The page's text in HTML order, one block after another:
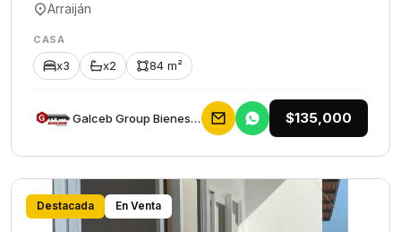
Arraiján
CASA
x3 x2 84 m²
Galceb Group Bienes Raices $135,000
Destacada En Venta